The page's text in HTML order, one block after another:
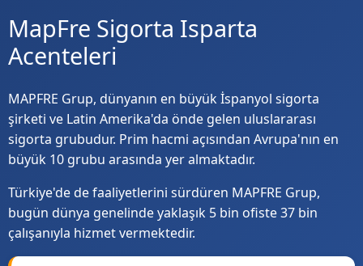
MapFre Sigorta Isparta
Acenteleri
MAPFRE Grup, dünyanın en büyük İspanyol sigorta
şirketi ve Latin Amerika'da önde gelen uluslararası
sigorta grubudur. Prim hacmi açısından Avrupa'nın en
büyük 10 grubu arasında yer almaktadır.
Türkiye'de de faaliyetlerini sürdüren MAPFRE Grup,
bugün dünya genelinde yaklaşık 5 bin ofiste 37 bin
çalışanıyla hizmet vermektedir.